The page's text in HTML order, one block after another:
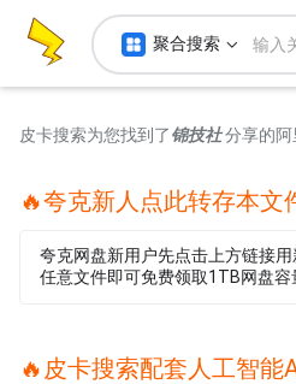
聚合搜索
皮卡搜索为您找到了锦技社分享的阿
夸克网盘新用户先点击上方链接
任意文件即可免费领取1TB网盘容